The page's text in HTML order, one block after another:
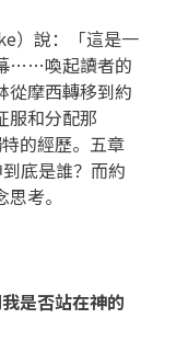
）說：「這是一
……喚起讀者的
從摩西轉移到約
服和分配那
的經歷。五章
底是誰？而約
考。
是否站在神的